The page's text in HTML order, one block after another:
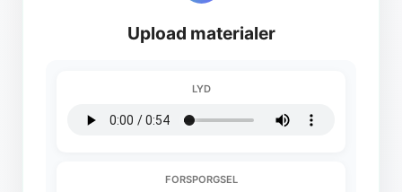
Upload materialer
LYD
FORSPORGSEL